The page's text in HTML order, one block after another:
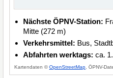
Nächste ÖPNV-Station:
Mitte (272 m)
Verkehrsmittel: Bus,
Abfahrten werktags: ca.
Kartendaten ©OpenStreetMap , ÖPNV-